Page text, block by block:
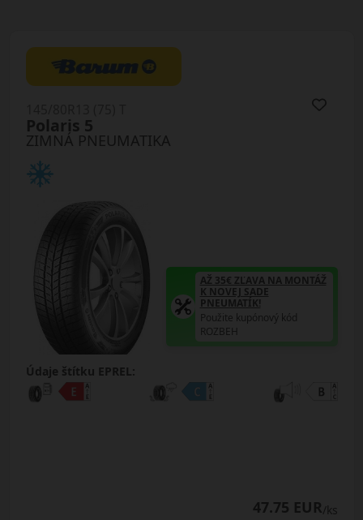
ZIMNÁ PNEUMATIKA
Polaris 5
AŽ 35€ ZĽAVA NA MONTÁŽ
K NOVEJ SADE
PNEUMATÍK!
Použite kupónový kód
ROZBEH
Údaje štítku EPREL:
47.75 EUR/ks